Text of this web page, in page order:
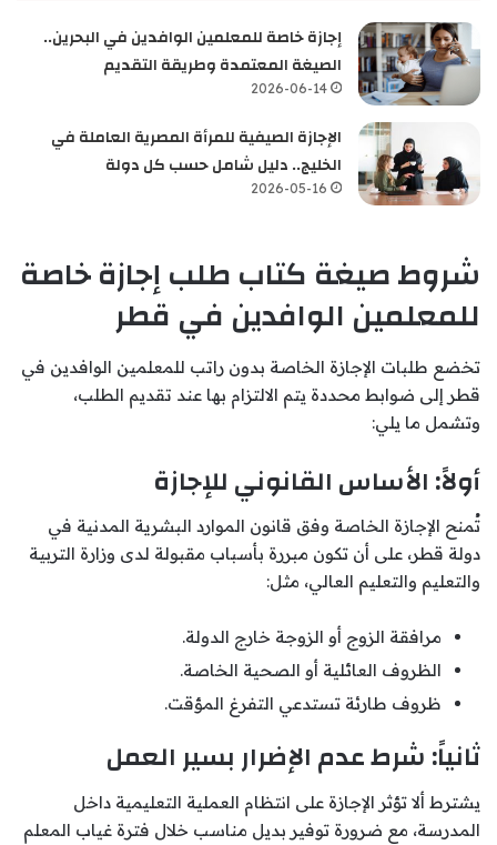
إجازة خاصة للمعلمين الوافدين في البحرين..
الصيغة المعتمدة وطريقة التقديم
2026-06-14
الإجازة الصيفية للمرأة المصرية العاملة في
الخليج.. دليل شامل حسب كل دولة
2026-05-16
شروط صيغة كتاب طلب إجازة خاصة
للمعلمين الوافدين في قطر
تخضع طلبات الإجازة الخاصة بدون راتب للمعلمين الوافدين في
قطر إلى ضوابط محددة يتم الالتزام بها عند تقديم الطلب،
وتشمل ما يلي:
أولاً: الأساس القانوني للإجازة
تُمنح الإجازة الخاصة وفق قانون الموارد البشرية المدنية في
دولة قطر، على أن تكون مبررة بأسباب مقبولة لدى وزارة التربية
والتعليم والتعليم العالي، مثل:
مرافقة الزوج أو الزوجة خارج الدولة.
الظروف العائلية أو الصحية الخاصة.
ظروف طارئة تستدعي التفرغ المؤقت.
ثانياً: شرط عدم الإضرار بسير العمل
يشترط ألا تؤثر الإجازة على انتظام العملية التعليمية داخل
المدرسة، مع ضرورة توفير بديل مناسب خلال فترة غياب المعلم